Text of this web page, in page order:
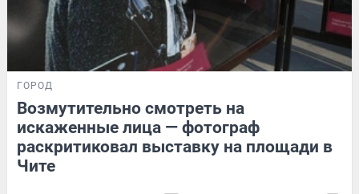
ГОРОД
Возмутительно смотреть на
искаженные лица — фотограф
раскритиковал выставку на площади в
Чите